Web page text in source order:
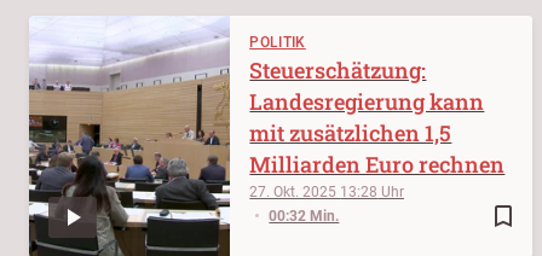
POLITIK
bookmark_border
27. Okt. 2025 13:28
00:32 Min.
Steuerschätzung:
Landesregierung kann
mit zusätzlichen 1,5
Milliarden Euro rechnen